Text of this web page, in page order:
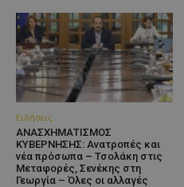
Ειδήσεις
ΑΝΑΣΧΗΜΑΤΙΣΜΟΣ
ΚΥΒΕΡΝΗΣΗΣ: Ανατροπές και
νέα πρόσωπα – Τσολάκη στις
Μεταφορές, Σενέκης στη
Γεωργία – Όλες οι αλλαγές